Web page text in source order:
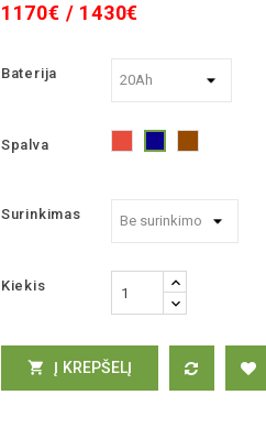
1170€ / 1430€
Baterija
Spalva Mėlyna
Surinkimas
Kiekis
 Į KREPŠELĮ